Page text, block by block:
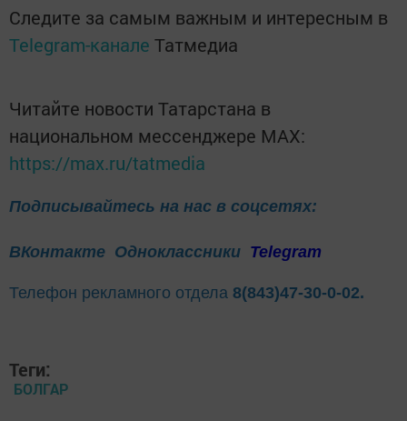
Следите за самым важным и интересным в
Telegram-канале Татмедиа
Читайте новости Татарстана в
национальном мессенджере MАХ:
https://max.ru/tatmedia
Подписывайтесь на нас в соцсетях:
ВКонтакте Одноклассники Telegram
Телефон рекламного отдела 8(843)47-30-0-02.
Теги:
БОЛГАР